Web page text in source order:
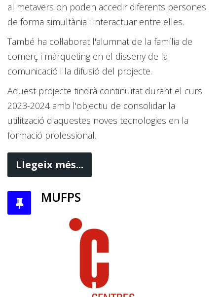
al metavers on poden accedir diferents persones
de forma simultània i interactuar entre elles.
També ha col·laborat l'alumnat de la família de
comerç i màrqueting en el disseny de la
comunicació i la difusió del projecte.
Aquest projecte tindrà continuïtat durant el curs
2023-2024 amb l'objectiu de consolidar la
utilització d'aquestes noves tecnologies en la
formació professional.
Llegeix més...
MUFPS